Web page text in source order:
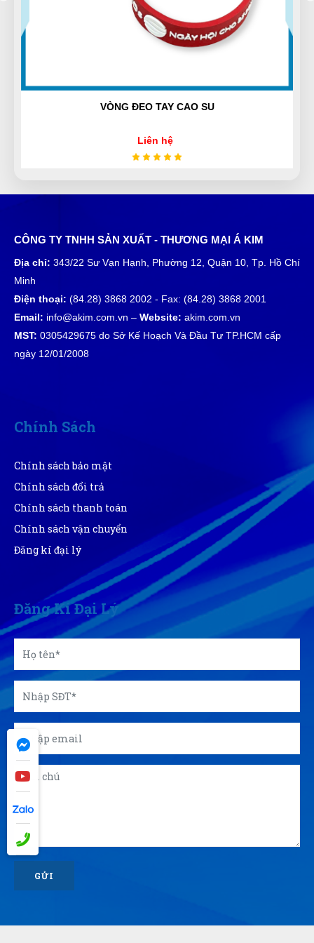
(Đánh giá 1 năm trước)
Nhân viên phục vụ chu đáo, nhanh chóng lắm luôn
TH
Trần Hiền
Lúc nào liên hệ cũng có người tư vấn ,tôi cảm thấy rất
yên tâm
HT
Hoàng Thành
chuẩn
Đinh Phước
(Đánh giá 1 năm trước)
Nhiều mẫu để lựa chọn, mẫu mã đa dạng
BÌNH HOA GỐM SỨ
CÔNG TY TNHH SẢN XUẤT - THƯƠNG MẠI Á KIM
Địa chỉ: 343/22 Sư Vạn Hạnh, Phường 12, Quận 10, Tp. Hồ Chí
Minh
Điện thoại: (84.28) 3868 2002 - Fax: (84.28) 3868 2001
Email: info@akim.com.vn – Website: akim.com.vn
MST: 0305429675 do Sở Kế Hoạch Và Đầu Tư TP.HCM cấp
ngày 12/01/2008
Chính Sách
Chính sách bảo mật
Chính sách đổi trả
Chính sách thanh toán
Chính sách vận chuyển
Đăng kí đại lý
Đăng Kí Đại Lý
GỬI